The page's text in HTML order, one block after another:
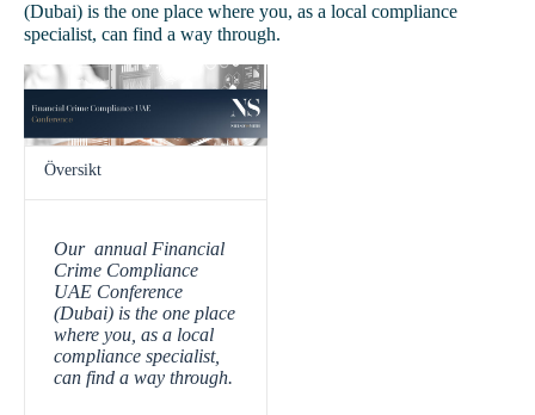
(Dubai) is the one place where you, as a local compliance
specialist, can find a way through.
Översikt
Our annual Financial
Crime Compliance
UAE Conference
(Dubai) is the one place
where you, as a local
compliance specialist,
can find a way through.